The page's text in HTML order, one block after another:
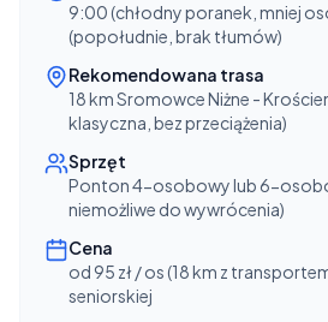
9:00 (chłodny poranek, mniej
(popołudnie, brak tłumów)
Rekomendowana trasa
18 km Sromowce Niżne -
klasyczna, bez przeciążenia)
Sprzęt
Ponton 4-osobowy lub 6-
niemożliwe do wywrócenia)
Cena
od 95 zł / os (18 km z
seniorskiej